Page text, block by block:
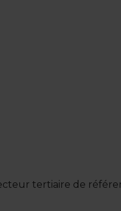
tertiaire de